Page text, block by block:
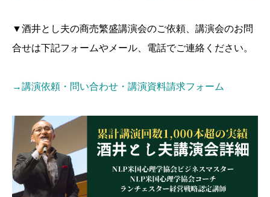
▼酒井とし夫の商売繁盛講演会のご依頼、講演会のお問
合せは下記フォームやメール、電話でご連絡ください。
→講演依頼・問い合わせ・講演資料請求フォーム